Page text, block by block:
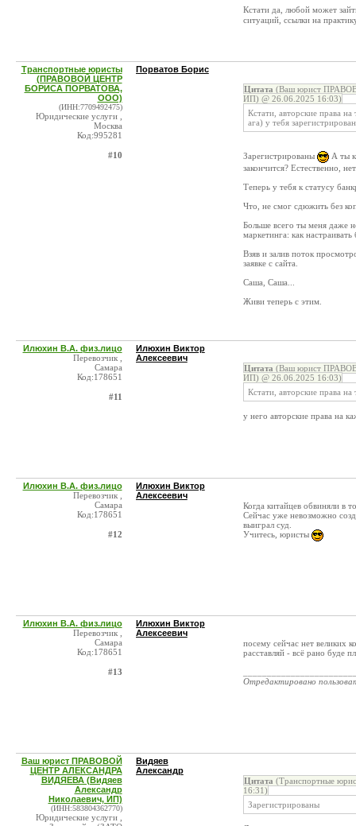
Кстати да, любой может
ситуаций, ссылки на
Транспортные юристы
(ПРАВОВОЙ ЦЕНТР
БОРИСА ПОРВАТОВА,
ООО)
(ИНН:7709492475)
Юридические услуги ,
Москва
Код:995281
#10
Порватов Борис
Цитата (Ваш юрист
ИП) @ 26.06.2025 16:03)
Кстати, авторские права
ага) у тебя
Зарегистрированы
А ты
закончится? Естественно,
Теперь у тебя к статусу
Что, не смог сдюжить без
Больше всего ты меня даже
маркетинга: как
Взяв и залив поток
заявке с сайта.
Саша, Саша...
Живи теперь с этим.
Илюхин В.А. физ.лицо
Перевозчик ,
Самара
Код:178651
#11
Илюхин Виктор
Алексеевич
Цитата (Ваш юрист
ИП) @ 26.06.2025 16:03)
Кстати, авторские права на
у него авторские права на
Илюхин В.А. физ.лицо
Перевозчик ,
Самара
Код:178651
#12
Илюхин Виктор
Алексеевич
Когда китайцев обвиняли в
Сейчас уже невозможно
выиграл суд.
Учитесь, юристы
Илюхин В.А. физ.лицо
Перевозчик ,
Самара
Код:178651
#13
Илюхин Виктор
Алексеевич
посему сейчас нет великих
расставляй - всё рано буде
Отредактировано
Ваш юрист ПРАВОВОЙ
ЦЕНТР АЛЕКСАНДРА
ВИДЯЕВА (Видяев
Александр
Николаевич, ИП)
(ИНН:583804362770)
Юридические услуги ,
Видяев
Александр
Цитата (Транспортные
16:31)
Зарегистрированы